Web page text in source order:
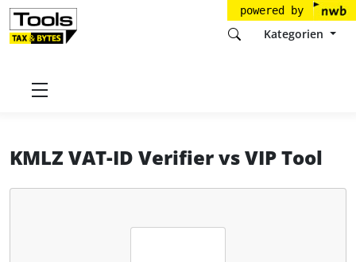
powered by
Kategorien
Startseite
KMLZ VAT-ID VerifiervsVIP Tool